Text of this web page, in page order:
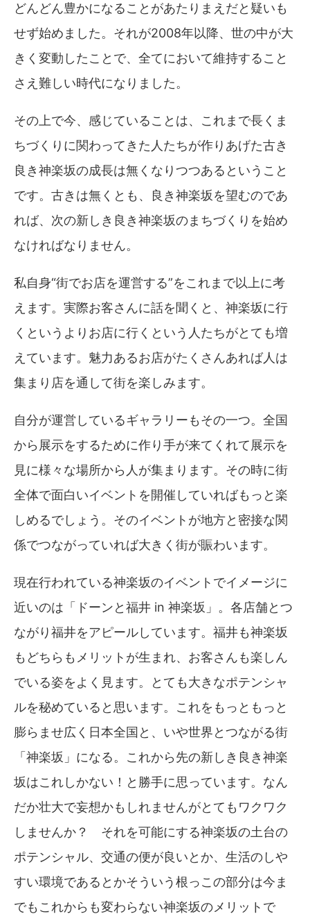
どんどん豊かになることがあたりまえだと疑いも
せず始めました。それが2008年以降、世の中が大
きく変動したことで、全てにおいて維持すること
さえ難しい時代になりました。
その上で今、感じていることは、これまで長くま
ちづくりに関わってきた人たちが作りあげた古き
良き神楽坂の成長は無くなりつつあるということ
です。古きは無くとも、良き神楽坂を望むのであ
れば、次の新しき良き神楽坂のまちづくりを始め
なければなりません。
私自身“街でお店を運営する”をこれまで以上に考
えます。実際お客さんに話を聞くと、神楽坂に行
くというよりお店に行くという人たちがとても増
えています。魅力あるお店がたくさんあれば人は
集まり店を通して街を楽しみます。
自分が運営しているギャラリーもその一つ。全国
から展示をするために作り手が来てくれて展示を
見に様々な場所から人が集まります。その時に街
全体で面白いイベントを開催していればもっと楽
しめるでしょう。そのイベントが地方と密接な関
係でつながっていれば大きく街が賑わいます。
現在行われている神楽坂のイベントでイメージに
近いのは「ドーンと福井 in 神楽坂」。各店舗とつ
ながり福井をアピールしています。福井も神楽坂
もどちらもメリットが生まれ、お客さんも楽しん
でいる姿をよく見ます。とても大きなポテンシャ
ルを秘めていると思います。これをもっともっと
膨らませ広く日本全国と、いや世界とつながる街
「神楽坂」になる。これから先の新しき良き神楽
坂はこれしかない！と勝手に思っています。なん
だか壮大で妄想かもしれませんがとてもワクワク
しませんか？ それを可能にする神楽坂の土台の
ポテンシャル、交通の便が良いとか、生活のしや
すい環境であるとかそういう根っこの部分は今ま
でもこれからも変わらない神楽坂のメリットで